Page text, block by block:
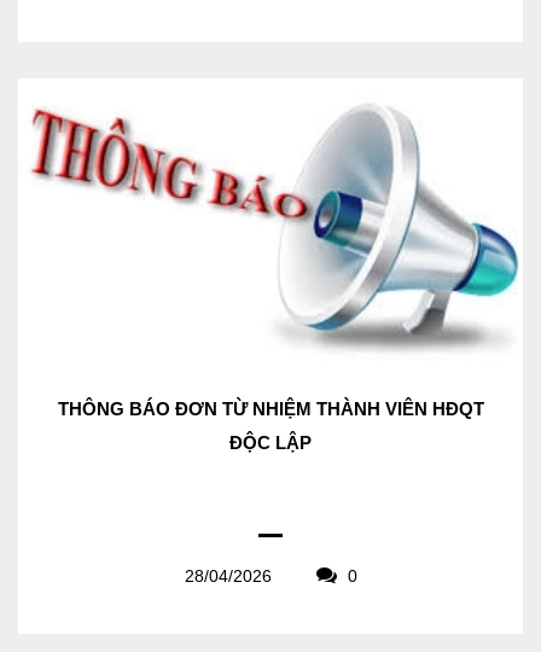
THÔNG BÁO ĐƠN TỪ NHIỆM THÀNH VIÊN HĐQT
ĐỘC LẬP
28/04/2026 0